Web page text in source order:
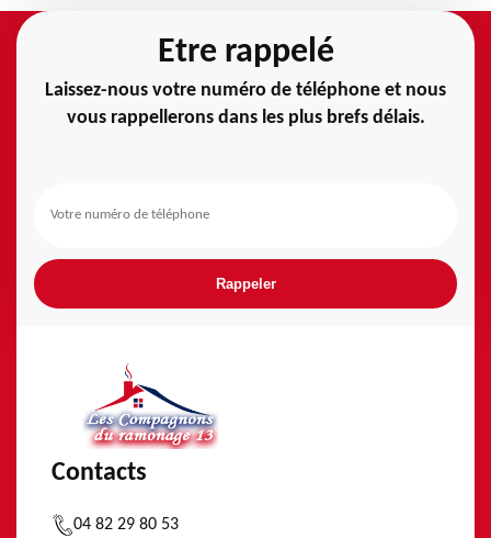
Etre rappelé
Laissez-nous votre numéro de téléphone et nous
vous rappellerons dans les plus brefs délais.
Contacts
04 82 29 80 53